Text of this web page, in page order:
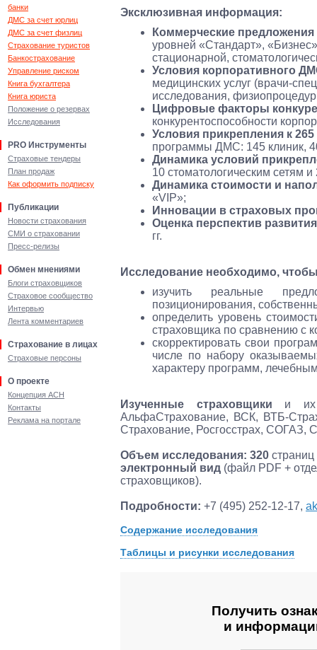
банки
ДМС за счет юрлиц
ДМС за счет физлиц
Страхование туристов
Банкострахование
Управление риском
Книга бухгалтера
Книга юриста
Положение о резервах
Исследования
PRO Инструменты
Страховые тендеры
План продаж
Как оформить подписку
Публикации
Новости страхования
СМИ о страховании
Пресс-релизы
Обмен мнениями
Блоги страховщиков
Страховое сообщество
Интервью
Лента комментариев
Страхование в лицах
Страховые персоны
О проекте
Концепция АСН
Контакты
Реклама на портале
Эксклюзивная информация:
Коммерческие
уровней «Стандарт»,
стационарной,
Условия корпоративного
медицинских услуг (врачи-
исследования,
Цифровые факторы
конкурентоспособности
Условия прикрепления к
программы ДМС: 145 клиник,
Динамика условий
10 стоматологическим сетям
Динамика стоимости и
«VIP»;
Инновации в страховых
Оценка перспектив
гг.
Исследование необходимо,
изучить реальные
позиционирования,
определить уровень
страховщика по сравнению с
скорректировать свои
числе по набору
характеру программ,
Изученные страховщики и их
АльфаСтрахование, ВСК, ВТБ-
Страхование, Росгосстрах, СОГАЗ,
Объем исследования: 320 страниц
электронный вид (файл PDF +
страховщиков).
Подробности: +7 (495) 252-12-17,
Содержание исследования
Таблицы и рисунки исследования
Получить
и